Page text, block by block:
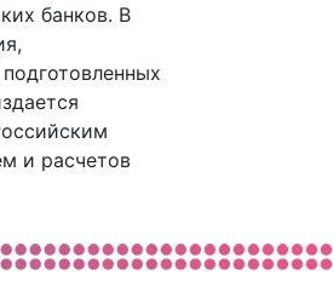
банков. В
и расчетов